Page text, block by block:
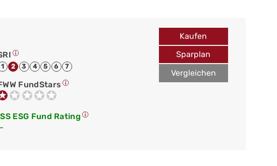
1 2 3 4 5 6 7
FundStars
ESG Fund Rating
Kaufen
Sparplan
Vergleichen